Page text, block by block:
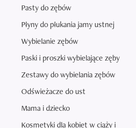
Pasty do zębów
Płyny do płukania jamy ustnej
Wybielanie zębów
Paski i proszki wybielające zęby
Zestawy do wybielania zębów
Odświeżacze do ust
Mama i dziecko
Kosmetyki dla kobiet w ciąży i